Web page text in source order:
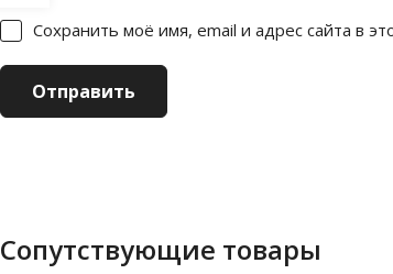
Сохранить моё имя, email и адрес сайта в
Сопутствующие товары